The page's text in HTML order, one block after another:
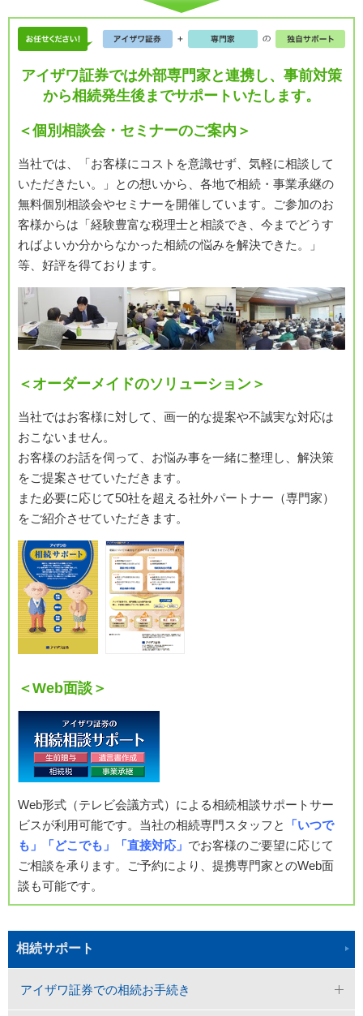
アイザワ証券では外部専門家と連携し、事前対策
から相続発生後までサポートいたします。
＜個別相談会・セミナーのご案内＞
当社では、「お客様にコストを意識せず、気軽に相談して
いただきたい。」との想いから、各地で相続・事業承継の
無料個別相談会やセミナーを開催しています。ご参加のお
客様からは「経験豊富な税理士と相談でき、今までどうす
ればよいか分からなかった相続の悩みを解決できた。」
等、好評を得ております。
＜オーダーメイドのソリューション＞
当社ではお客様に対して、画一的な提案や不誠実な対応は
おこないません。
お客様のお話を伺って、お悩み事を一緒に整理し、解決策
をご提案させていただきます。
また必要に応じて50社を超える社外パートナー（専門家）
をご紹介させていただきます。
＜Web面談＞
Web形式（テレビ会議方式）による相続相談サポートサー
ビスが利用可能です。当社の相続専門スタッフと
「いつで
も」「どこでも」「直接対応」 でお客様のご要望に応じて
ご相談を承ります。ご予約により、提携専門家とのWeb面
談も可能です。
相続サポート
アイザワ証券での相続お手続き